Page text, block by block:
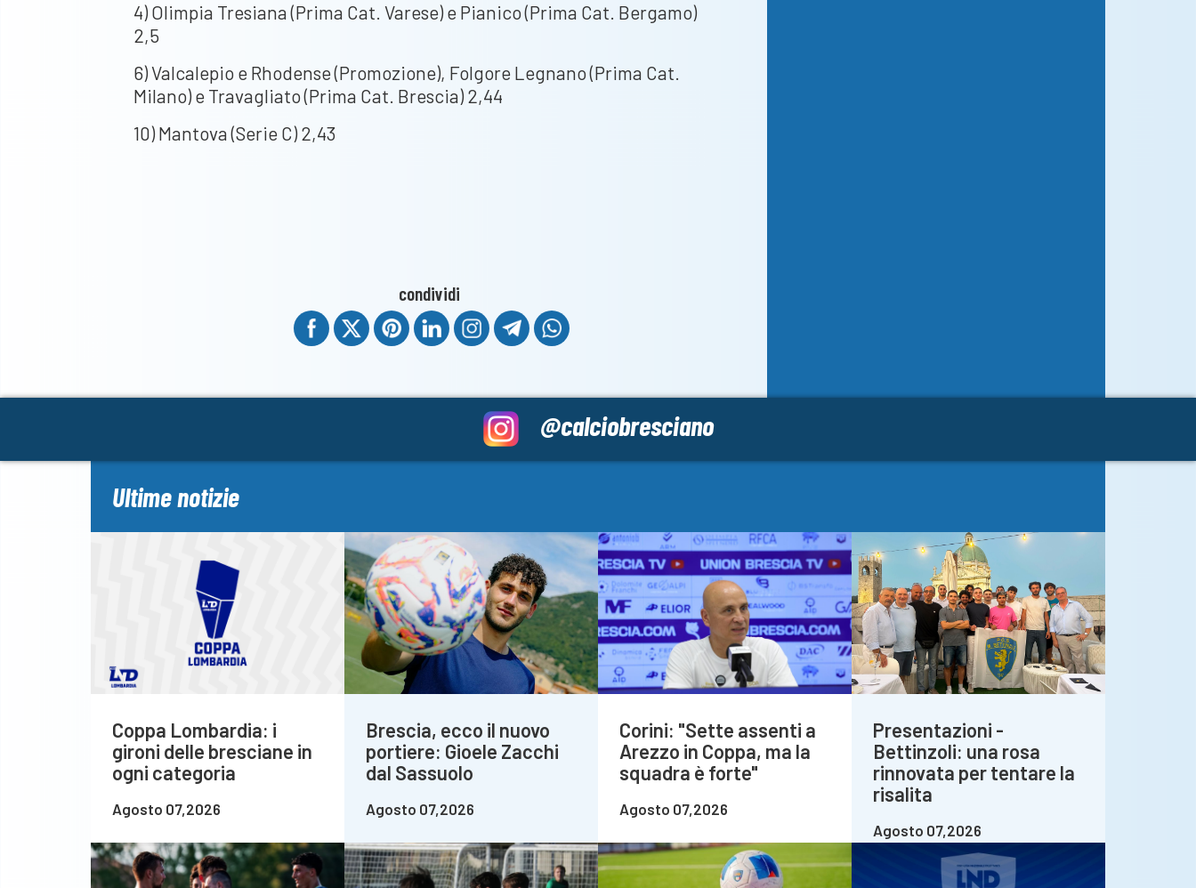
4) Olimpia Tresiana (Prima Cat. Varese) e Pianico (Prima Cat. Bergamo)
2,5
6) Valcalepio e Rhodense (Promozione), Folgore Legnano (Prima Cat.
Milano) e Travagliato (Prima Cat. Brescia) 2,44
10) Mantova (Serie C) 2,43
condividi
@calciobresciano
Ultime notizie
Coppa Lombardia: i
gironi delle bresciane in
ogni categoria
Agosto 07,2026
Brescia, ecco il nuovo
portiere: Gioele Zacchi
dal Sassuolo
Agosto 07,2026
Corini: "Sette assenti a
Arezzo in Coppa, ma la
squadra è forte"
Agosto 07,2026
Presentazioni -
Bettinzoli: una rosa
rinnovata per tentare la
risalita
Agosto 07,2026